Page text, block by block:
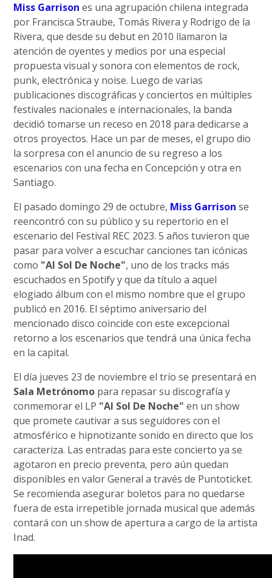
Miss Garrison es una agrupación chilena integrada
por Francisca Straube, Tomás Rivera y Rodrigo de la
Rivera, que desde su debut en 2010 llamaron la
atención de oyentes y medios por una especial
propuesta visual y sonora con elementos de rock,
punk, electrónica y noise. Luego de varias
publicaciones discográficas y conciertos en múltiples
festivales nacionales e internacionales, la banda
decidió tomarse un receso en 2018 para dedicarse a
otros proyectos. Hace un par de meses, el grupo dio
la sorpresa con el anuncio de su regreso a los
escenarios con una fecha en Concepción y otra en
Santiago.
El pasado domingo 29 de octubre, Miss Garrison se
reencontró con su público y su repertorio en el
escenario del Festival REC 2023. 5 años tuvieron que
pasar para volver a escuchar canciones tan icónicas
como "Al Sol De Noche", uno de los tracks más
escuchados en Spotify y que da título a aquel
elogiado álbum con el mismo nombre que el grupo
publicó en 2016. El séptimo aniversario del
mencionado disco coincide con este excepcional
retorno a los escenarios que tendrá una única fecha
en la capital.
El día jueves 23 de noviembre el trío se presentará en
Sala Metrónomo para repasar su discografía y
conmemorar el LP "Al Sol De Noche" en un show
que promete cautivar a sus seguidores con el
atmosférico e hipnotizante sonido en directo que los
caracteriza. Las entradas para este concierto ya se
agotaron en precio preventa, pero aún quedan
disponibles en valor General a través de Puntoticket.
Se recomienda asegurar boletos para no quedarse
fuera de esta irrepetible jornada musical que además
contará con un show de apertura a cargo de la artista
Inad.